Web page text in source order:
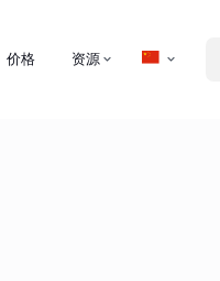
价格 资源